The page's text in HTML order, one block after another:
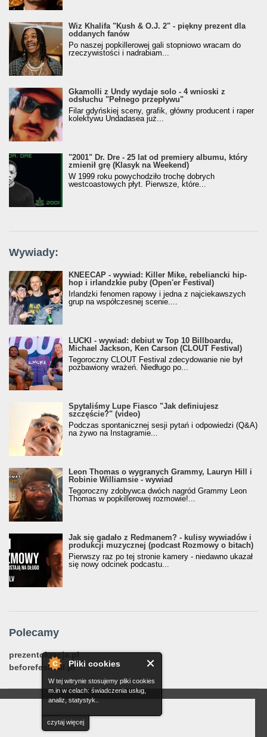
Pliki cookies
W tej witrynie stosujemy pliki cookies
m.in w celach: świadczenia usług,
analiz, statystyk..
czytaj więcej
Wiz Khalifa "Kush & O.J. 2" - piękny prezent dla
oddanych fanów
Po naszej popkillerowej gali stopniowo wracam do
rzeczywistości i nadrabiam...
Gkamolli z Undy wydaje solo - 4 wnioski z
odsłuchu "Pełnego przepływu"
Filar gdyńskiej sceny, grafik, główny producent i raper
kolektywu Undadasea już...
"2001" Dr. Dre - 25 lat od premiery albumu, który
zmienił grę (Klasyk na Weekend)
W 1999 roku powychodziło trochę dobrych
westcoastowych płyt. Pierwsze, które...
Wywiady:
KNEECAP - wywiad: Killer Mike, rebeliancki hip-
hop i irlandzkie puby (Open'er Festival)
Irlandzki fenomen rapowy i jedna z najciekawszych
grup na współczesnej scenie....
LUCKI - wywiad: debiut w Top 10 Billboardu,
Michael Jackson, Ken Carson (CLOUT Festival)
Tegoroczny CLOUT Festival zdecydowanie nie był
pozbawiony wrażeń. Niedługo po...
Spytaliśmy Lupe Fiasco "Jak definiujesz
szczęście?" (video)
Podczas spontanicznej sesji pytań i odpowiedzi (Q&A)
na żywo na Instagramie...
Leon Thomas o wygranych Grammy, Lauryn Hill i
Robinie Williamsie - wywiad
Tegoroczny zdobywca dwóch nagród Grammy Leon
Thomas w popkillerowej rozmowie!...
Jak się gadało z Redmanem? - kulisy wywiadów i
produkcji muzycznej (podcast Rozmowy o bitach)
Pierwszy raz po tej stronie kamery - niedawno ukazał
się nowy odcinek podcastu...
Polecamy
prezentokracja.pl
beforefestival.pl